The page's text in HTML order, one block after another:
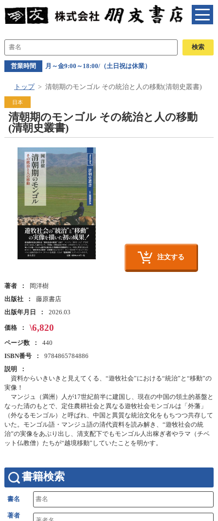
営業時間 月～金9:00～18:00/（土日祝は休業）
トップ 清朝期のモンゴル その統治と人の移動(清朝史叢書)
日本
清朝期のモンゴル その統治と人の移動
(清朝史叢書)
注文する
著者
岡洋樹
出版社
藤原書店
出版年月日
2026.03
価格 \6,820
ページ数
440
ISBN番号
9784865784886
説明
資料からいきいきと見えてくる、“遊牧社会”における“統治”と“移動”の
実像！
マンジュ（満洲）人が17世紀前半に建国し、現在の中国の領土的基盤と
なった清のもとで、定住農耕社会と異なる遊牧社会モンゴルは「外藩」
（外なるモンゴル）と呼ばれ、中国と異質な統治文化をもちつつ共存して
いた。モンゴル語・マンジュ語の清代資料を読み解き、“遊牧社会の統
治”の実像をあぶり出し、清支配下でもモンゴル人出稼ぎ者やラマ（チベ
ット仏教僧）たちが“越境移動”していたことを明かす。
書籍検索
書名
著者